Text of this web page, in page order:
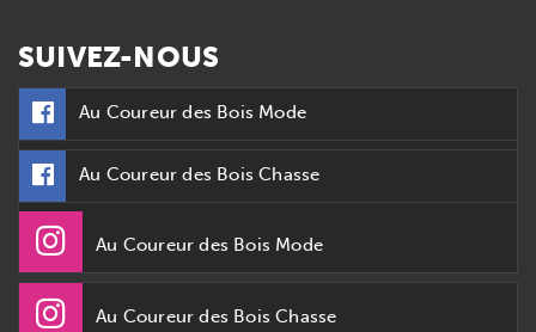
SUIVEZ-NOUS
Au Coureur des Bois Mode
Au Coureur des Bois Chasse
Au Coureur des Bois Mode
Au Coureur des Bois Chasse